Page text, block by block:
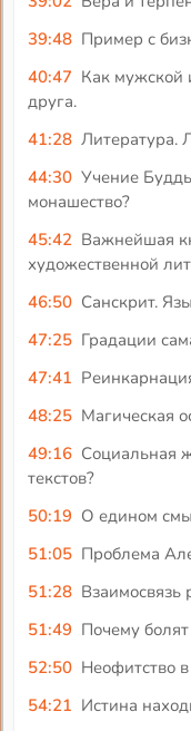
39:48 Пример с
40:47 Как мужской
друга.
41:28 Литература.
44:30 Учение
монашество?
45:42 Важнейшая
художественной
46:50 Санскрит.
47:25 Градации
47:41
48:25 Магическая
49:16 Социальная
текстов?
50:19 О едином
51:05 Проблема
51:28 Взаимосвязь
51:49 Почему
52:50 Неофитство
54:21 Истина